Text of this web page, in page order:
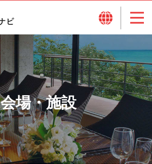
会場・施設